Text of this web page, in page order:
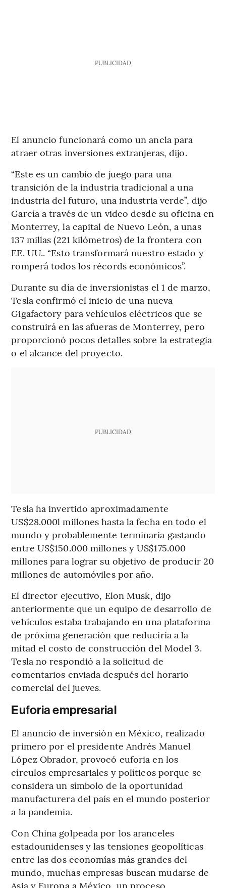
PUBLICIDAD
El anuncio funcionará como un ancla para
atraer otras inversiones extranjeras, dijo.
“Este es un cambio de juego para una
transición de la industria tradicional a una
industria del futuro, una industria verde”, dijo
García a través de un video desde su oficina en
Monterrey, la capital de Nuevo León, a unas
137 millas (221 kilómetros) de la frontera con
EE. UU.. “Esto transformará nuestro estado y
romperá todos los récords económicos”.
Durante su día de inversionistas el 1 de marzo,
Tesla confirmó el inicio de una nueva
Gigafactory para vehículos eléctricos que se
construirá en las afueras de Monterrey, pero
proporcionó pocos detalles sobre la estrategia
o el alcance del proyecto.
PUBLICIDAD
Tesla ha invertido aproximadamente
US$28.000l millones hasta la fecha en todo el
mundo y probablemente terminaría gastando
entre US$150.000 millones y US$175.000
millones para lograr su objetivo de producir 20
millones de automóviles por año.
El director ejecutivo, Elon Musk, dijo
anteriormente que un equipo de desarrollo de
vehículos estaba trabajando en una plataforma
de próxima generación que reduciría a la
mitad el costo de construcción del Model 3.
Tesla no respondió a la solicitud de
comentarios enviada después del horario
comercial del jueves.
Euforia empresarial
El anuncio de inversión en México, realizado
primero por el presidente Andrés Manuel
López Obrador, provocó euforia en los
círculos empresariales y políticos porque se
considera un símbolo de la oportunidad
manufacturera del país en el mundo posterior
a la pandemia.
Con China golpeada por los aranceles
estadounidenses y las tensiones geopolíticas
entre las dos economías más grandes del
mundo, muchas empresas buscan mudarse de
Asia y Europa a México, un proceso